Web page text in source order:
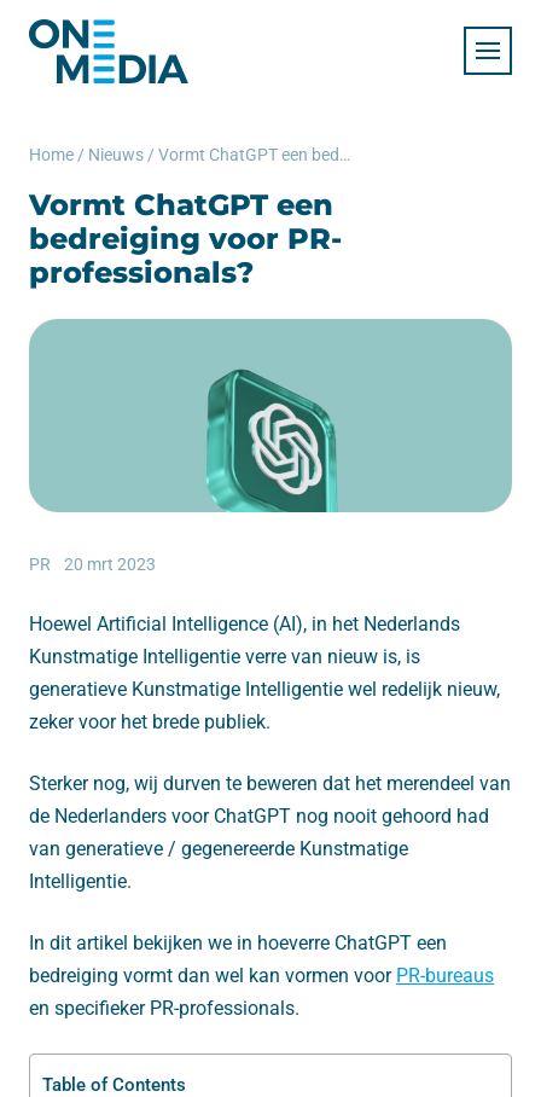
Home / Nieuws / Vormt ChatGPT een bedreiging voor PR-professionals?
Vormt ChatGPT een
bedreiging voor PR-
professionals?
PR 20 mrt 2023
Hoewel Artificial Intelligence (AI), in het Nederlands
Kunstmatige Intelligentie verre van nieuw is, is
generatieve Kunstmatige Intelligentie wel redelijk nieuw,
zeker voor het brede publiek.
Sterker nog, wij durven te beweren dat het merendeel van
de Nederlanders voor ChatGPT nog nooit gehoord had
van generatieve / gegenereerde Kunstmatige
Intelligentie.
In dit artikel bekijken we in hoeverre ChatGPT een
bedreiging vormt dan wel kan vormen voor PR-bureaus
en specifieker PR-professionals.
Table of Contents